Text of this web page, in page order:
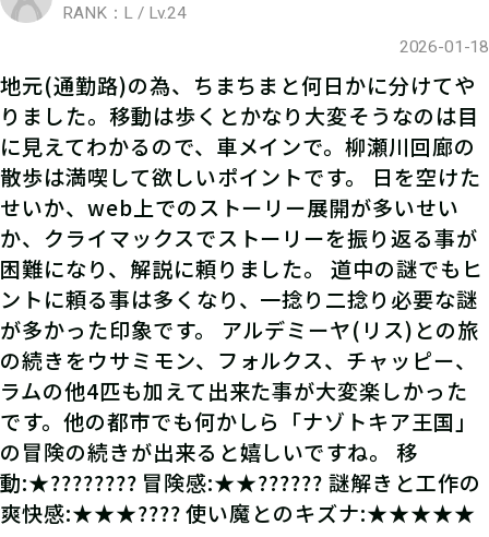
RANK：L / Lv.24
2026-01-18
地元(通勤路)の為、ちまちまと何日かに分けてや
りました。移動は歩くとかなり大変そうなのは目
に見えてわかるので、車メインで。柳瀬川回廊の
散歩は満喫して欲しいポイントです。 日を空けた
せいか、web上でのストーリー展開が多いせい
か、クライマックスでストーリーを振り返る事が
困難になり、解説に頼りました。 道中の謎でもヒ
ントに頼る事は多くなり、一捻り二捻り必要な謎
が多かった印象です。 アルデミーヤ(リス)との旅
の続きをウサミモン、フォルクス、チャッピー、
ラムの他4匹も加えて出来た事が大変楽しかった
です。他の都市でも何かしら「ナゾトキア王国」
の冒険の続きが出来ると嬉しいですね。 移
動:★???????? 冒険感:★★?????? 謎解きと工作の
爽快感:★★★???? 使い魔とのキズナ:★★★★★